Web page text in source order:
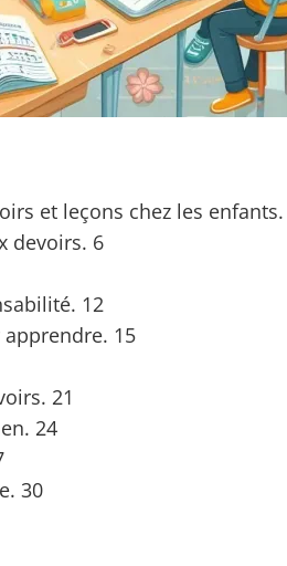
et leçons chez les
devoirs. 6
12
15
21
24
30